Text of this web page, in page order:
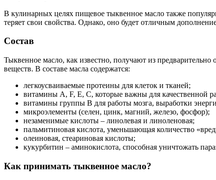
В кулинарных целях пищевое тыквенное масло также
теряет свои свойства. Однако, оно будет отличным
Состав
Тыквенное масло, как известно, получают из
веществ. В составе масла содержатся:
легкоусваиваемые протеины для клеток и тканей;
витамины A, F, E, C, которые важны для качественной
витамины группы B для работы мозга, выработки
микроэлементы (селен, цинк, магний, железо, фосфор);
незаменимые кислоты – линолевая и линоленовая;
пальмитиновая кислота, уменьшающая количество
олеиновая, стеариновая кислоты;
кукурбитин – аминокислота, способная уничтожать
Как принимать тыквенное масло?